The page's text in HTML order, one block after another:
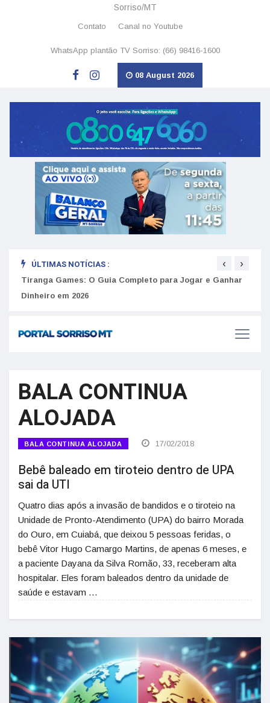
Sorriso/MT
Contato Canal no Youtube
WhatsApp plantão TV Sorriso: (66) 98416-1600
08 August 2026
ÚLTIMAS NOTÍCIAS :
Tiranga Games: O Guia Completo para Jogar e Ganhar
Dinheiro em 2026
‹ ›
BALA CONTINUA
ALOJADA
BALA CONTINUA ALOJADA 17/02/2018
Bebê baleado em tiroteio dentro de UPA
sai da UTI
Quatro dias após a invasão de bandidos e o tiroteio na
Unidade de Pronto-Atendimento (UPA) do bairro Morada
do Ouro, em Cuiabá, que deixou 5 pessoas feridas, o
bebê Vitor Hugo Camargo Martins, de apenas 6 meses, e
a paciente Dayana da Silva Romão, 33, receberam alta
hospitalar. Eles foram baleados dentro da unidade de
saúde e estavam …